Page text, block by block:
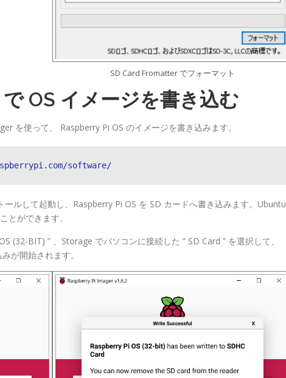
SD Card Fromatter でフォーマット
OS イメージを書き込む
を使って、 Raspberry Pi OS のイメージを書き込みます。
software/
ルして起動し、Raspberry Pi OS を SD カードへ書き込みます。Ubuntu
とができます。
(32-BIT) ” 、Storage でパソコンに接続した ” SD Card ” を選択して、
が開始されます。